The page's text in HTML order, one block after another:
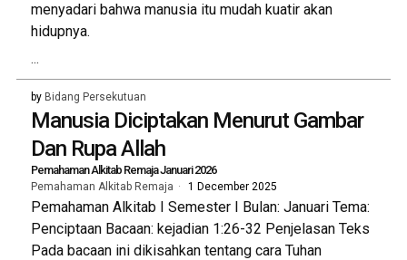
menyadari bahwa manusia itu mudah kuatir akan
hidupnya.
...
by Bidang Persekutuan
Manusia Diciptakan Menurut Gambar
Dan Rupa Allah
Pemahaman Alkitab Remaja Januari 2026
Pemahaman Alkitab Remaja 1 December 2025
Pemahaman Alkitab I Semester I Bulan: Januari Tema:
Penciptaan Bacaan: kejadian 1:26-32 Penjelasan Teks
Pada bacaan ini dikisahkan tentang cara Tuhan